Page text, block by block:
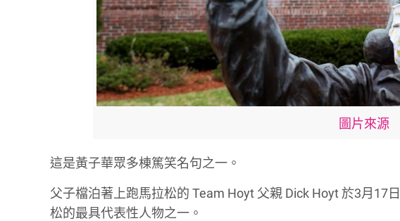
圖片來源
這是黃子華眾多棟篤笑名句之一。
父子檔泊著上跑馬拉松的 Team Hoyt 父親 Dick Hoyt 於3月17
松的最具代表性人物之一。